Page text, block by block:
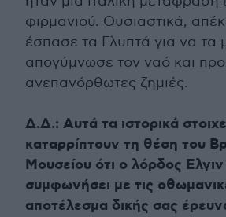
φιρμανιού. Ουσιαστικά,
έσπασε τα Γλυπτά για να τα
απογύμνωσε τον ναό και
ανεπανόρθωτες ζημιές.
Δ.Δ.: Αυτά τα ιστορικά
καταρρίπτουν τη θέση του
Μουσείου ότι ο λόρδος Ελγιν
συμφωνήσει με τις
αποτέλεσμα δικής σας